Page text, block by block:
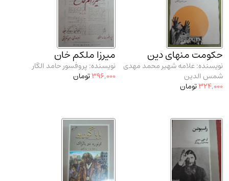
حکومت منهای دین
نویسنده: علامه شهیر محمد مهدی
شمس الدین
324,000تومان
میرزا ملکم خان
نویسنده: پروفسور حامد الگار
396,000تومان